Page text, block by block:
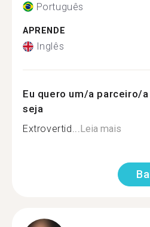
Português
APRENDE
Inglês
Eu quero um/a parceiro/
seja
Extrovertid...Leia mais